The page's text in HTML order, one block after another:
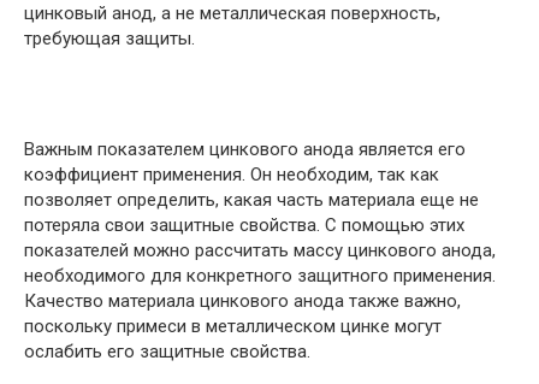
цинковый анод, а не металлическая поверхность,
требующая защиты.
Важным показателем цинкового анода является его
коэффициент применения. Он необходим, так как
позволяет определить, какая часть материала еще не
потеряла свои защитные свойства. С помощью этих
показателей можно рассчитать массу цинкового анода,
необходимого для конкретного защитного применения.
Качество материала цинкового анода также важно,
поскольку примеси в металлическом цинке могут
ослабить его защитные свойства.